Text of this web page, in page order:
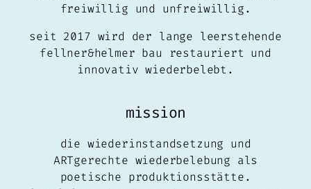
freiwillig und unfreiwillig.
seit 2017 wird der lange leerstehende
fellner&helmer bau restauriert und
innovativ wiederbelebt.
mission
die wiederinstandsetzung und
ARTgerechte wiederbelebung als
poetische produktionsstätte.